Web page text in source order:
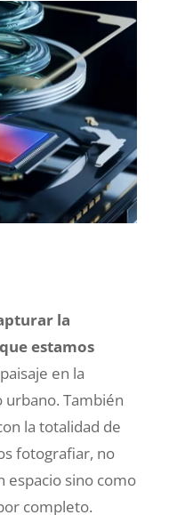
la
estamos
en la
urbano. También
la totalidad de
fotografiar, no
espacio sino como
completo.